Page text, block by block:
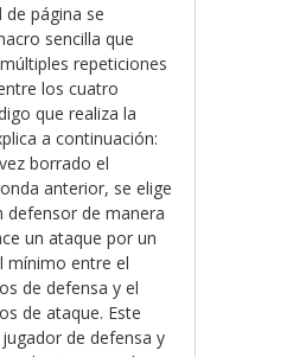
de página se
sencilla que
repeticiones
los cuatro
que realiza la
a continuación:
borrado el
anterior, se elige
defensor de manera
un ataque por un
mínimo entre el
de defensa y el
de ataque. Este
de defensa y